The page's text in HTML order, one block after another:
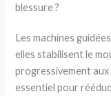
blessure ?
Les machines
elles stabilisent le
progressivement
essentiel pour